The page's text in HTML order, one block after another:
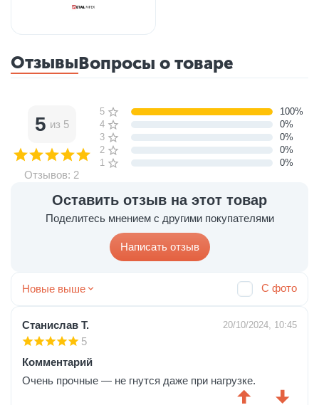
ОтзывыВопросы о товаре
Оставить отзыв на этот товар
Поделитесь мнением с другими покупателями
Написать отзыв
5 из 5
Отзывов: 2
5 звёзд
100%
4 звезды
0%
3 звезды
0%
2 звезды
0%
1 звезда
0%
Новые выше С фото
Станислав Т. 20/10/2024, 10:45
5
Комментарий
Очень прочные — не гнутся даже при нагрузке.